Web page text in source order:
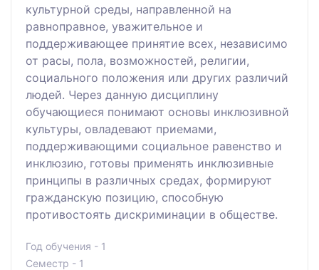
культурной среды, направленной на
равноправное, уважительное и
поддерживающее принятие всех, независимо
от расы, пола, возможностей, религии,
социального положения или других различий
людей. Через данную дисциплину
обучающиеся понимают основы инклюзивной
культуры, овладевают приемами,
поддерживающими социальное равенство и
инклюзию, готовы применять инклюзивные
принципы в различных средах, формируют
гражданскую позицию, способную
противостоять дискриминации в обществе.
Год обучения - 1
Семестр - 1